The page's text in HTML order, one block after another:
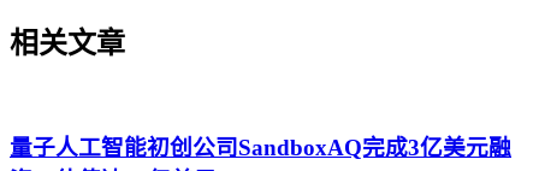
相关文章
量子人工智能初创公司SandboxAQ完成3亿美元融